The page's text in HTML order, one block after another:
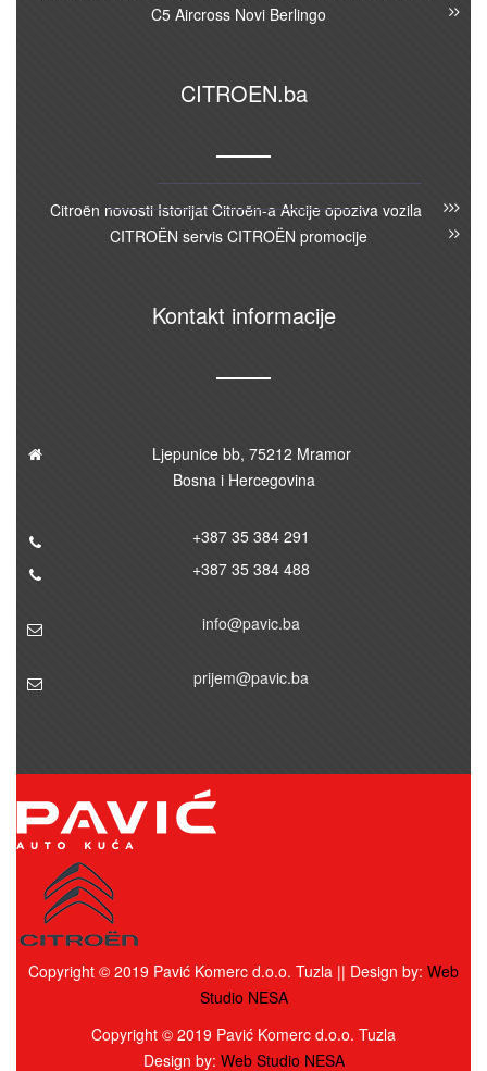
C5 Aircross Novi Berlingo
CITROEN.ba
Citroën novostiIstorijat Citroën-aAkcije opoziva vozila
CITROËN servis CITROËN promocije
Kontakt informacije
Ljepunice bb, 75212 Mramor
Bosna i Hercegovina
+387 35 384 291
+387 35 384 488
info@pavic.ba
prijem@pavic.ba
Copyright © 2019 Pavić Komerc d.o.o. Tuzla || Design by: Web
Studio NESA
Copyright © 2019 Pavić Komerc d.o.o. Tuzla
Design by: Web Studio NESA